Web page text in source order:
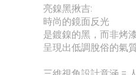
亮鎳黑揪吉:
時尚的鏡面反光
是鍍鎳的黑，而非烤
呈現出低調脫俗的氣